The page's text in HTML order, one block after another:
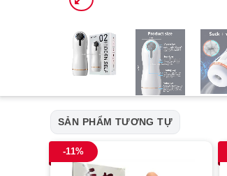
SẢN PHẨM TƯƠNG TỰ
-11%